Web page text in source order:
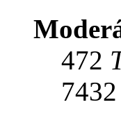
472
7432